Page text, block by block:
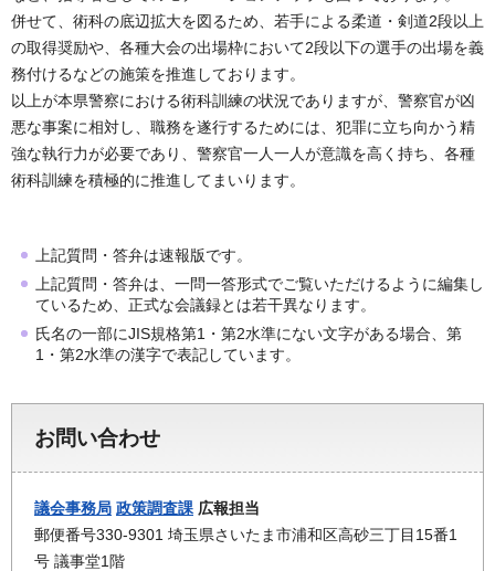
併せて、術科の底辺拡大を図るため、若手による柔道・剣道2段以上
の取得奨励や、各種大会の出場枠において2段以下の選手の出場を義
務付けるなどの施策を推進しております。
以上が本県警察における術科訓練の状況でありますが、警察官が凶
悪な事案に相対し、職務を遂行するためには、犯罪に立ち向かう精
強な執行力が必要であり、警察官一人一人が意識を高く持ち、各種
術科訓練を積極的に推進してまいります。
上記質問・答弁は速報版です。
上記質問・答弁は、一問一答形式でご覧いただけるように編集し
ているため、正式な会議録とは若干異なります。
氏名の一部にJIS規格第1・第2水準にない文字がある場合、第
1・第2水準の漢字で表記しています。
お問い合わせ
議会事務局 政策調査課 広報担当
郵便番号330-9301 埼玉県さいたま市浦和区高砂三丁目15番1
号 議事堂1階